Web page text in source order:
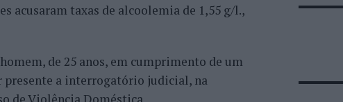
acusaram taxas de alcoolemia de 1,55 g/l.,
de 25 anos, em cumprimento de um
presente a interrogatório judicial, na